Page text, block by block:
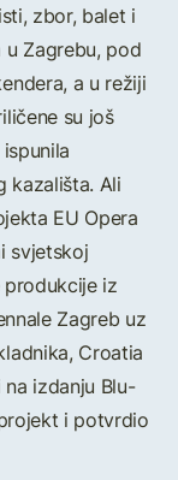
zbor, balet i
Zagrebu, pod
a u režiji
su još
kazališta. Ali
EU Opera
svjetskoj
iz
Zagreb uz
Croatia
izdanju Blu-
i potvrdio